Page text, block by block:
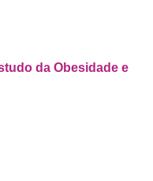
da Obesidade e